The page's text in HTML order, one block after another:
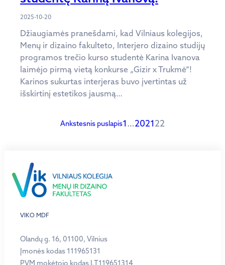
2025-10-20
Džiaugiamės pranešdami, kad Vilniaus kolegijos,
Menų ir dizaino fakulteto, Interjero dizaino studijų
programos trečio kurso studentė Karina Ivanova
laimėjo pirmą vietą konkurse „Gizir x Trukmė“!
Karinos sukurtas interjeras buvo įvertintas už
išskirtinį estetikos jausmą…
Ankstesnis puslapis1…202122
VIKO MDF
Olandų g. 16, 01100, Vilnius
Įmonės kodas 111965131
PVM mokėtojo kodas LT119651314